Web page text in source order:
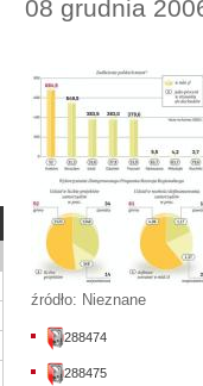
08 grudnia
źródło: Nieznane
288474
288475